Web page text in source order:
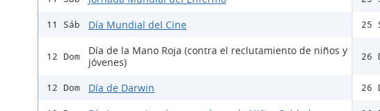
11 Sáb Día Mundial del Cine
12 Dom
Día de la Mano Roja (contra el reclutamiento de niños y
jóvenes)
12 Dom Día de Darwin
25
26
26